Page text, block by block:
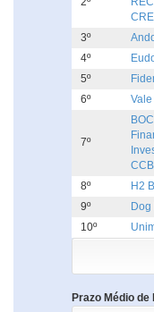
3º
4º
5º
6º
7º
8º H2
9º
Dog
10º
Prazo Médio